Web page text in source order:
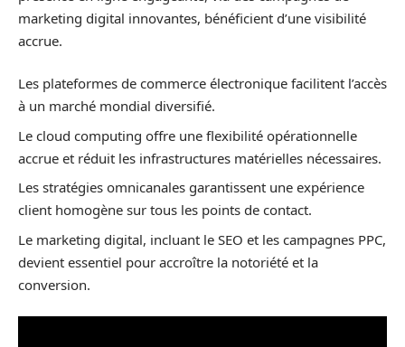
marketing digital innovantes, bénéficient d’une visibilité
accrue.
Les plateformes de commerce électronique facilitent l’accès
à un marché mondial diversifié.
Le cloud computing offre une flexibilité opérationnelle
accrue et réduit les infrastructures matérielles nécessaires.
Les stratégies omnicanales garantissent une expérience
client homogène sur tous les points de contact.
Le marketing digital, incluant le SEO et les campagnes PPC,
devient essentiel pour accroître la notoriété et la
conversion.